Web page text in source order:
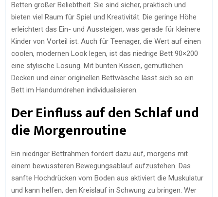
Betten großer Beliebtheit. Sie sind sicher, praktisch und
bieten viel Raum für Spiel und Kreativität. Die geringe Höhe
erleichtert das Ein- und Aussteigen, was gerade für kleinere
Kinder von Vorteil ist. Auch für Teenager, die Wert auf einen
coolen, modernen Look legen, ist das niedrige Bett 90×200
eine stylische Lösung. Mit bunten Kissen, gemütlichen
Decken und einer originellen Bettwäsche lässt sich so ein
Bett im Handumdrehen individualisieren.
Der Einfluss auf den Schlaf und
die Morgenroutine
Ein niedriger Bettrahmen fordert dazu auf, morgens mit
einem bewussteren Bewegungsablauf aufzustehen. Das
sanfte Hochdrücken vom Boden aus aktiviert die Muskulatur
und kann helfen, den Kreislauf in Schwung zu bringen. Wer